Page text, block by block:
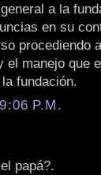
a la
en su
procediendo
manejo que
fundación.
P.M.
papá?.